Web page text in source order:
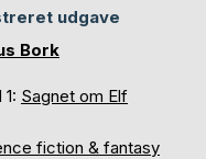
udgave
Bork
Sagnet om Elf
fiction & fantasy